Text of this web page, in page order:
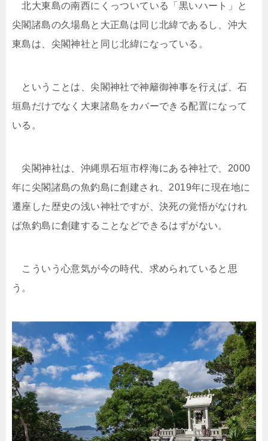
北大東島の南西にくっついている「黒いハート」と
尖閣諸島の久場島と大正島は同じ北緯であるし、沖大
東島は、尖閣神社と同じ北緯になっている。
ということは、尖閣神社で神籬御神事を行えば、石
垣島だけでなく大東諸島をカバーできる配置になって
いる。
尖閣神社は、沖縄県石垣市桴海にある神社で、2000
年に尖閣諸島の魚釣島に創建され、2019年に現在地に
遷座した歴史の浅い神社ですが、決死の覚悟がなけれ
ば魚釣島に創建することなどできるはずがない。
こういう心意気が今の時代、求められていると思
う。